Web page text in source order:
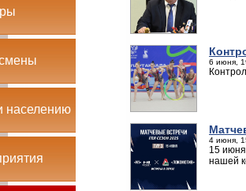
населению
6 июня,
4 июня,
15
нашей